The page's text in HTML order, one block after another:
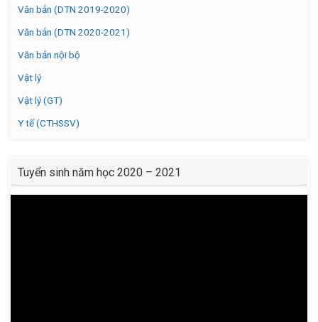
Văn bản (DTN 2019-2020)
Văn bản (DTN 2020-2021)
Văn bản nội bộ
Vật lý
Vật lý (GT)
Y tế (CTHSSV)
Tuyển sinh năm học 2020 – 2021